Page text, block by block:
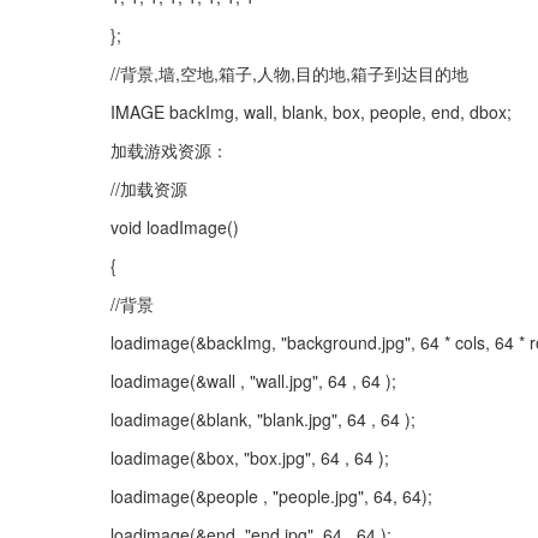
};
//背景,墙,空地,箱子,人物,目的地,箱子到达目的地
IMAGE backImg, wall, blank, box, people, end, dbox;
加载游戏资源：
//加载资源
void loadImage()
{
//背景
loadimage(&backImg, "background.jpg", 64 * cols, 64 *
loadimage(&wall , "wall.jpg", 64 , 64 );
loadimage(&blank, "blank.jpg", 64 , 64 );
loadimage(&box, "box.jpg", 64 , 64 );
loadimage(&people , "people.jpg", 64, 64);